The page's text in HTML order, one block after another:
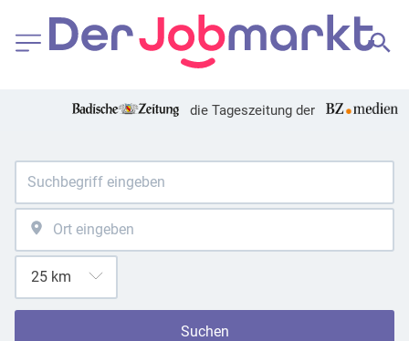
die Tageszeitung der
Suchen